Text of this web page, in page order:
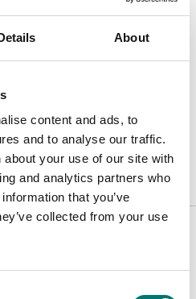
About
content and ads, to
and to analyse our traffic.
your use of our site with
and analytics partners who
that you’ve
collected from your use
Ladda ner